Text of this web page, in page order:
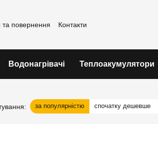
та повернення
Контакти
Водонагрівачі Теплоакумулятори
за популярністю спочатку дешевше